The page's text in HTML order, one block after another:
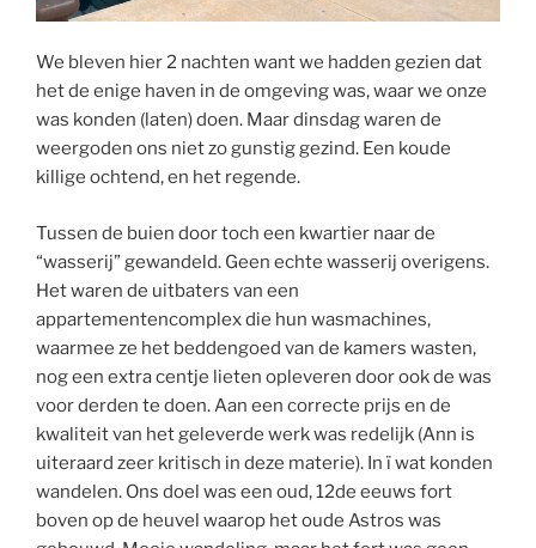
We bleven hier 2 nachten want we hadden gezien dat
het de enige haven in de omgeving was, waar we onze
was konden (laten) doen. Maar dinsdag waren de
weergoden ons niet zo gunstig gezind. Een koude
killige ochtend, en het regende.
Tussen de buien door toch een kwartier naar de
“wasserij” gewandeld. Geen echte wasserij overigens.
Het waren de uitbaters van een
appartementencomplex die hun wasmachines,
waarmee ze het beddengoed van de kamers wasten,
nog een extra centje lieten opleveren door ook de was
voor derden te doen. Aan een correcte prijs en de
kwaliteit van het geleverde werk was redelijk (Ann is
uiteraard zeer kritisch in deze materie). In ï wat konden
wandelen. Ons doel was een oud, 12de eeuws fort
boven op de heuvel waarop het oude Astros was